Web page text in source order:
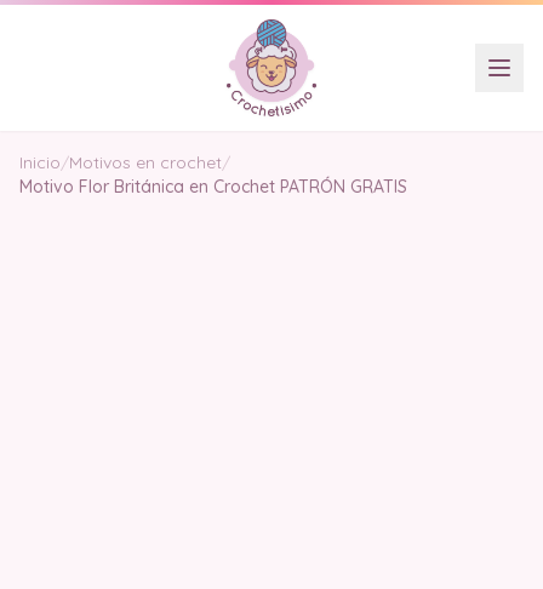
Inicio/Motivos en crochet/
Motivo Flor Británica en Crochet PATRÓN GRATIS